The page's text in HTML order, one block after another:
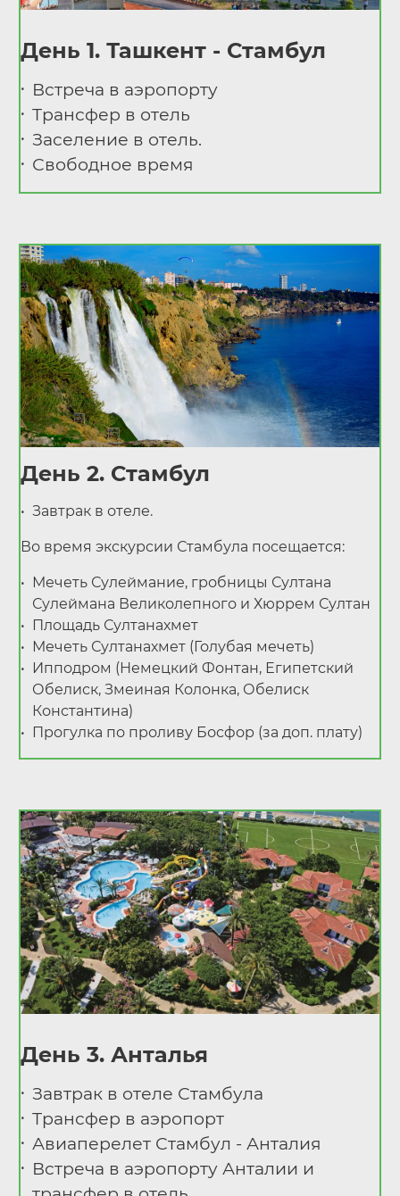
День 1. Ташкент - Стамбул
Встреча в аэропорту
Трансфер в отель
Заселение в отель.
Свободное время
День 2. Стамбул
Завтрак в отеле.
Во время экскурсии Стамбула посещается:
Мечеть Сулеймание, гробницы Султана
Сулеймана Великолепного и Хюррем Султан
Площадь Султанахмет
Мечеть Султанахмет (Голубая мечеть)
Ипподром (Немецкий Фонтан, Египетский
Обелиск, Змеиная Колонка, Обелиск
Константина)
Прогулка по проливу Босфор (за доп. плату)
День 3. Анталья
Завтрак в отеле Стамбула
Трансфер в аэропорт
Авиаперелет Стамбул - Анталия
Встреча в аэропорту Анталии и